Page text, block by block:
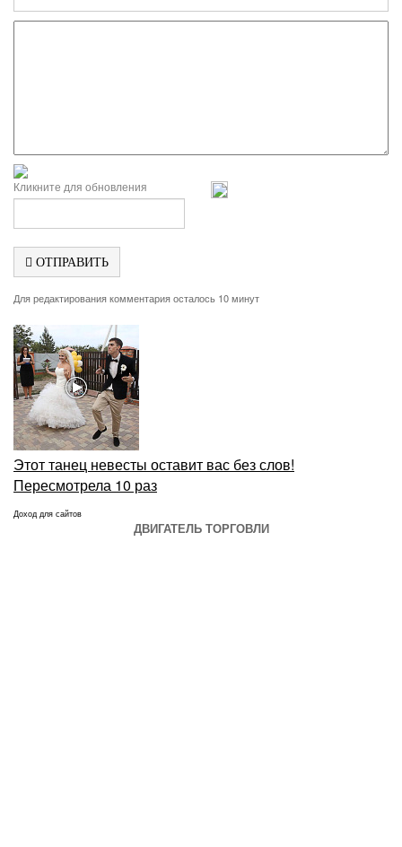
Кликните для обновления
ОТПРАВИТЬ
Для редактирования комментария осталось 10 минут
Этот танец невесты оставит вас без слов!
Пересмотрела 10 раз
Доход для сайтов
ДВИГАТЕЛЬ ТОРГОВЛИ